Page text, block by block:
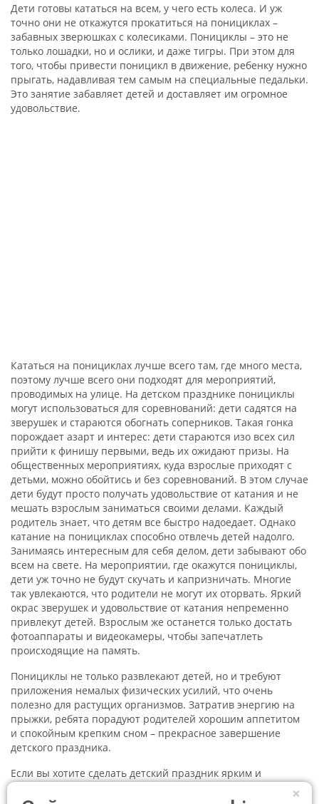
Дети готовы кататься на всем, у чего есть колеса. И уж
точно они не откажутся прокатиться на понициклах –
забавных зверюшках с колесиками. Понициклы – это не
только лошадки, но и ослики, и даже тигры. При этом для
того, чтобы привести поницикл в движение, ребенку нужно
прыгать, надавливая тем самым на специальные педальки.
Это занятие забавляет детей и доставляет им огромное
удовольствие.
Кататься на понициклах лучше всего там, где много места,
поэтому лучше всего они подходят для мероприятий,
проводимых на улице. На детском празднике понициклы
могут использоваться для соревнований: дети садятся на
зверушек и стараются обогнать соперников. Такая гонка
порождает азарт и интерес: дети стараются изо всех сил
прийти к финишу первыми, ведь их ожидают призы. На
общественных мероприятиях, куда взрослые приходят с
детьми, можно обойтись и без соревнований. В этом случае
дети будут просто получать удовольствие от катания и не
мешать взрослым заниматься своими делами. Каждый
родитель знает, что детям все быстро надоедает. Однако
катание на понициклах способно отвлечь детей надолго.
Занимаясь интересным для себя делом, дети забывают обо
всем на свете. На мероприятии, где окажутся понициклы,
дети уж точно не будут скучать и капризничать. Многие
так увлекаются, что родители не могут их оторвать. Яркий
окрас зверушек и удовольствие от катания непременно
привлекут детей. Взрослым же останется только достать
фотоаппараты и видеокамеры, чтобы запечатлеть
происходящие на память.
Понициклы не только развлекают детей, но и требуют
приложения немалых физических усилий, что очень
полезно для растущих организмов. Затратив энергию на
прыжки, ребята порадуют родителей хорошим аппетитом
и спокойным крепким сном – прекрасное завершение
детского праздника.
Если вы хотите сделать детский праздник ярким и
запоминающимся, то понициклы – именно то, что вам
нужно. Удовольствие, полученное от катания, запомнится
×